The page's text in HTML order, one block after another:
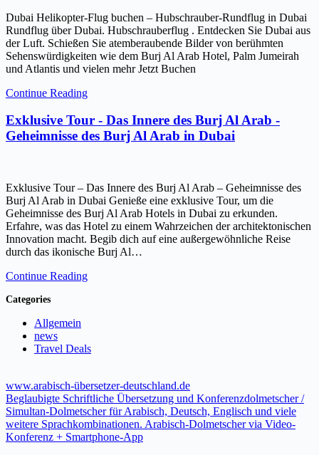
Dubai Helikopter-Flug buchen – Hubschrauber-Rundflug in Dubai
Rundflug über Dubai. Hubschrauberflug . Entdecken Sie Dubai aus
der Luft. Schießen Sie atemberaubende Bilder von berühmten
Sehenswürdigkeiten wie dem Burj Al Arab Hotel, Palm Jumeirah
und Atlantis und vielen mehr Jetzt Buchen
Continue Reading
Exklusive Tour - Das Innere des Burj Al Arab -
Geheimnisse des Burj Al Arab in Dubai
Exklusive Tour – Das Innere des Burj Al Arab – Geheimnisse des
Burj Al Arab in Dubai Genieße eine exklusive Tour, um die
Geheimnisse des Burj Al Arab Hotels in Dubai zu erkunden.
Erfahre, was das Hotel zu einem Wahrzeichen der architektonischen
Innovation macht. Begib dich auf eine außergewöhnliche Reise
durch das ikonische Burj Al…
Continue Reading
Categories
Allgemein
news
Travel Deals
www.arabisch-übersetzer-deutschland.de
Beglaubigte Schriftliche Übersetzung und Konferenzdolmetscher /
Simultan-Dolmetscher für Arabisch, Deutsch, Englisch und viele
weitere Sprachkombinationen. Arabisch-Dolmetscher via Video-
Konferenz + Smartphone-App